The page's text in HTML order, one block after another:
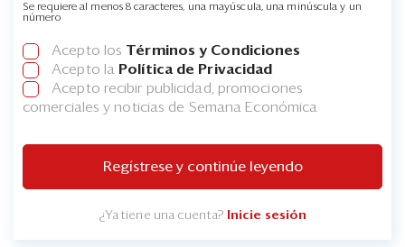
Se requiere al menos 8 caracteres, una mayúscula, una minúscula y un
número
Acepto los Términos y Condiciones
Acepto la Política de Privacidad
Acepto recibir publicidad, promociones
comerciales y noticias de Semana Económica
Regístrese y continúe leyendo
¿Ya tiene una cuenta? Inicie sesión